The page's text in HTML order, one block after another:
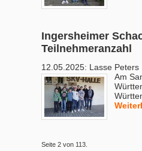
Ingersheimer
Teilnehmeranzahl
12.05.2025: Lasse Peters
Am
Seite 2 von 113.